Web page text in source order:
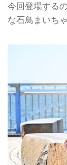
今回登場する
な石鳥まいち